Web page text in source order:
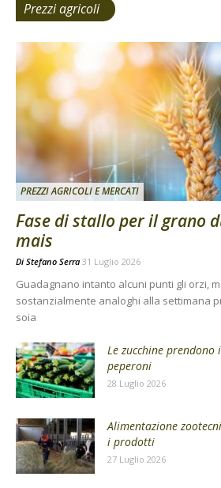
Prezzi agricoli
PREZZI AGRICOLI E MERCATI
Fase di stallo per il grano
mais
Di Stefano Serra 31 Luglio 2026
Guadagnano intanto alcuni punti gli orzi,
sostanzialmente analoghi alla settimana
soia
Le zucchine prendono
peperoni
28 Luglio 2026
Alimentazione
i prodotti
27 Luglio 2026